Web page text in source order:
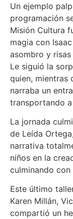
Un ejemplo
programación
Misión Cultura
magia con
asombro y
Le siguió la
quien, mientras
narraba un
transportando
La jornada
de Leída
narrativa
niños en la
culminando
Este último
Karen Millán,
compartió un